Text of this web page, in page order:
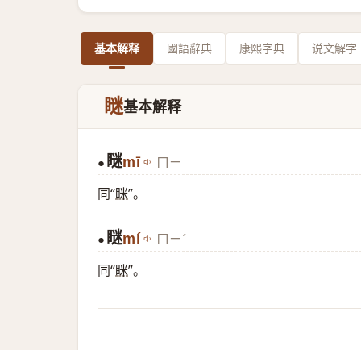
基本解释 國語辭典 康熙字典 说文解字
瞇基本解释
● 瞇mī ㄇㄧ
同“眯”。
● 瞇mí ㄇㄧˊ
同“眯”。